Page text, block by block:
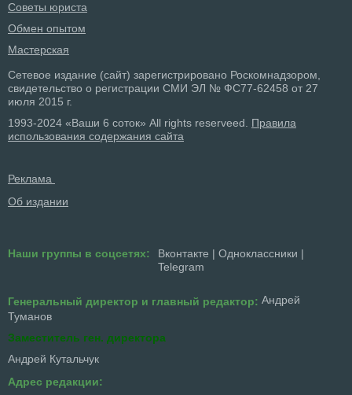
Советы юриста
Обмен опытом
Мастерская
Сетевое издание (сайт) зарегистрировано Роскомнадзором,
свидетельство о регистрации СМИ ЭЛ № ФС77-62458 от 27
июля 2015 г.
1993-2024 «Ваши 6 соток» All rights reserveed. Правила
использования содержания сайта
Реклама
Об издании
Наши группы в соцсетях: Вконтакте | Одноклассники |
Telegram
Генеральный директор и главный редактор: Андрей
Туманов
Заместитель ген. директора
Андрей Кутальчук
Адрес редакции: